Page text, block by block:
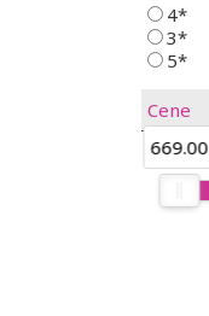
4*
3*
5*
Cene
669.00